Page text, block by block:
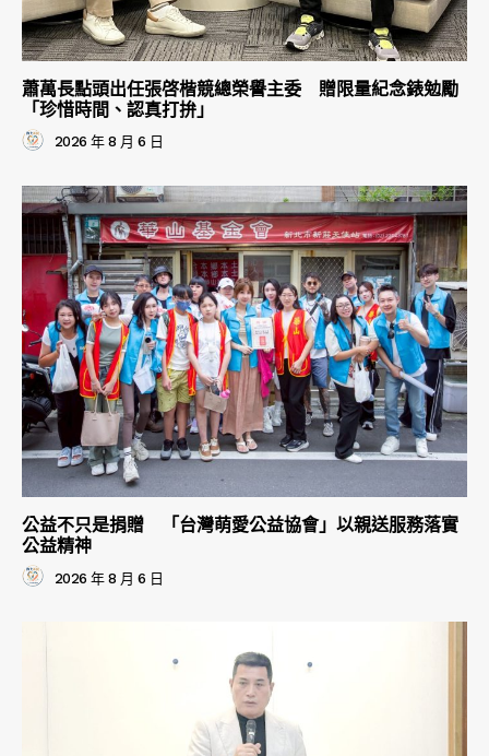
蕭萬長點頭出任張啓楷競總榮譽主委 贈限量紀念錶勉勵
「珍惜時間、認真打拚」
2026 年 8 月 6 日
公益不只是捐贈 「台灣萌愛公益協會」以親送服務落實
公益精神
2026 年 8 月 6 日